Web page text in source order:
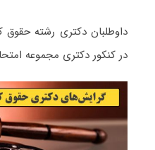
داوطلبان دکتری رشته
در کنکور دکتری مجموعه